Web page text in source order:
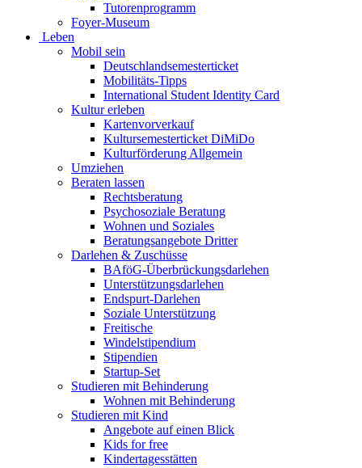
Tutorenprogramm
Foyer-Museum
Leben
Mobil sein
Deutschlandsemesterticket
Mobilitäts-Tipps
International Student Identity Card
Kultur erleben
Kartenvorverkauf
Kultursemesterticket DiMiDo
Kulturförderung Allgemein
Umziehen
Beraten lassen
Rechtsberatung
Psychosoziale Beratung
Wohnen und Soziales
Beratungsangebote Dritter
Darlehen & Zuschüsse
BAföG-Überbrückungsdarlehen
Unterstützungsdarlehen
Endspurt-Darlehen
Soziale Unterstützung
Freitische
Windelstipendium
Stipendien
Startup-Set
Studieren mit Behinderung
Wohnen mit Behinderung
Studieren mit Kind
Angebote auf einen Blick
Kids for free
Kindertagesstätten